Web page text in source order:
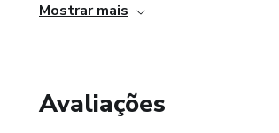
Mostrar mais
Avaliações